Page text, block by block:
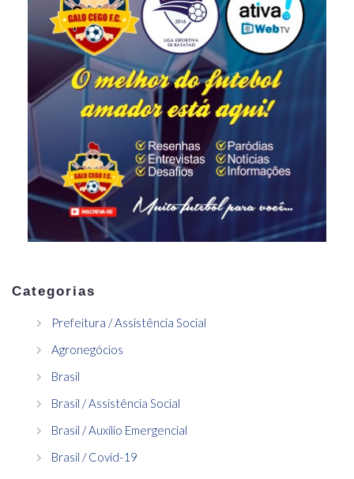
Categorias
Prefeitura / Assistência Social
Agronegócios
Brasil
Brasil / Assistência Social
Brasil / Auxílio Emergencial
Brasil / Covid-19